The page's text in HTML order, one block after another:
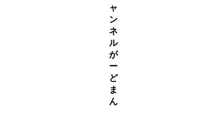
ャ
ン
ネ
ル
が
ー
ど
ま
ん